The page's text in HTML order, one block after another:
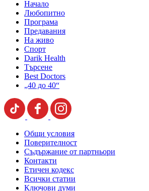
Начало
Любопитно
Програма
Предавания
На живо
Спорт
Darik Health
Търсене
Best Doctors
„40 до 40“
Общи условия
Поверителност
Съдържание от партньори
Контакти
Етичен кодекс
Всички статии
Ключови думи